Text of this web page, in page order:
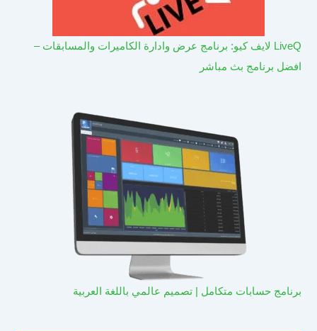
LiveQ لايف كيو: برنامج عرض وادارة الكاميرات والمسابقات –
افضل برنامج بث مباشر
برنامج حسابات متكامل | تصميم عالمي باللغة العربية